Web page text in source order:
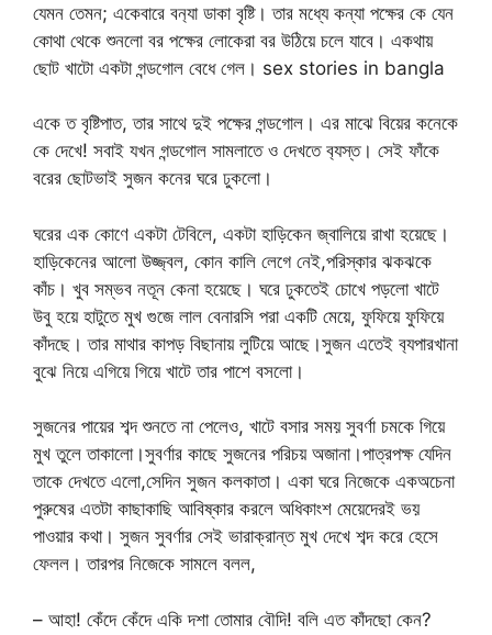
যেমন তেমন; একেবারে বন‍্যা ডাকা বৃষ্টি। তার মধ্যে কন্যা পক্ষের কে যেন
কোথা থেকে শুনলো বর পক্ষের লোকেরা বর উঠিয়ে চলে যাবে। একথায়
ছোট খাটো একটা গন্ডগোল বেধে গেল। sex stories in bangla
একে ত বৃষ্টিপাত, তার সাথে দুই পক্ষের গন্ডগোল। এর মাঝে বিয়ের কনেকে
কে দেখে! সবাই যখন গন্ডগোল সামলাতে ও দেখতে ব‍্যস্ত। সেই ফাঁকে
বরের ছোটভাই সুজন কনের ঘরে ঢুকলো।
ঘরের এক কোণে একটা টেবিলে, একটা হাড়িকেন জ্বালিয়ে রাখা হয়েছে।
হাড়িকেনের আলো উজ্জ্বল, কোন কালি লেগে নেই,পরিস্কার ঝকঝকে
কাঁচ। খুব সম্ভব নতূন কেনা হয়েছে। ঘরে ঢুকতেই চোখে পড়লো খাটে
উবু হয়ে হাটুতে মুখ গুজে লাল বেনারসি পরা একটি মেয়ে, ফুফিয়ে ফুফিয়ে
কাঁদছে। তার মাথার কাপড় বিছানায় লুটিয়ে আছে।সুজন এতেই ব‍্যপারখানা
বুঝে নিয়ে এগিয়ে গিয়ে খাটে তার পাশে বসলো।
সুজনের পায়ের শব্দ শুনতে না পেলেও, খাটে বসার সময় সুবর্ণা চমকে গিয়ে
মুখ তুলে তাকালো।সুবর্ণার কাছে সুজনের পরিচয় অজানা।পাত্রপক্ষ যেদিন
তাকে দেখতে এলো,সেদিন সুজন কলকাতা। একা ঘরে নিজেকে একঅচেনা
পুরুষের এতটা কাছাকাছি আবিষ্কার করলে অধিকাংশ মেয়েদেরই ভয়
পাওয়ার কথা। সুজন সুবর্ণার সেই ভারাক্রান্ত মুখ দেখে শব্দ করে হেসে
ফেলল। তারপর নিজেকে সামলে বলল,
– আহা! কেঁদে কেঁদে একি দশা তোমার বৌদি! বলি এত কাঁদছো কেন?